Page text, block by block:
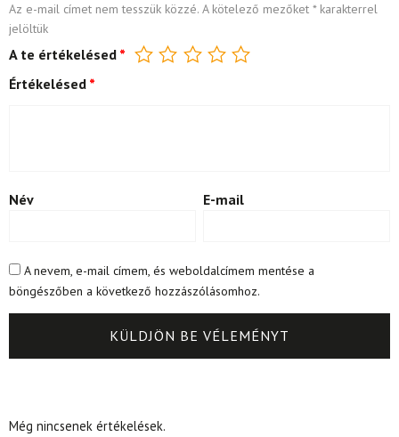
Az e-mail címet nem tesszük közzé. A kötelező mezőket *karakterrel
jelöltük
A te értékelésed *
Értékelésed *
Név E-mail
A nevem, e-mail címem, és weboldalcímem mentése a
böngészőben a következő hozzászólásomhoz.
Még nincsenek értékelések.